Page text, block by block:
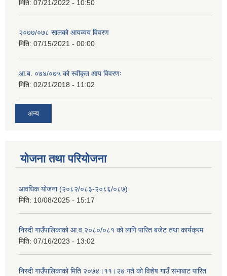
मिति: 07/21/2022 - 10:50
२०७७/०७८ सालको आयव्यय विवरण
मिति: 07/15/2021 - 00:00
आ.ब. ०७४/०७५ को स्वीकृत आय विवरणः
मिति: 02/21/2018 - 11:02
अन्य
योजना तथा परियोजना
आवधिक योजना (२०८२/०८३-२०८६/०८७)
मिति: 10/08/2025 - 15:17
निस्दी गाउँपालिकाको आ.व.२०८०/०८१ को लागि पारित बजेट तथा कार्यक्रम
मिति: 07/16/2023 - 13:02
निस्दी गाउँपालिकाको मिति २०७४।११।२७ गते को विशेष गाउँ सभाबाट पारित